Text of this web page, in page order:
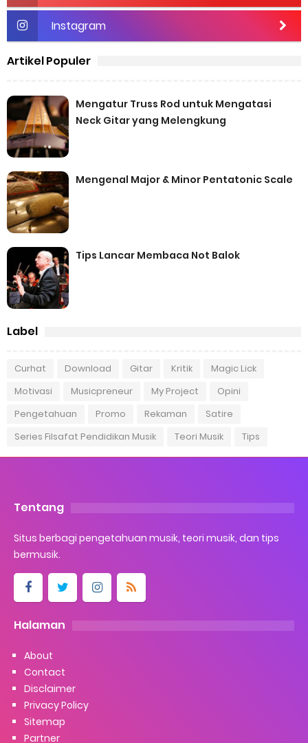
Instagram
Artikel Populer
Mengatur Truss Rod untuk Mengatasi
Neck Gitar yang Melengkung
Mengenal Major & Minor Pentatonic Scale
Tips Lancar Membaca Not Balok
Label
Curhat Download Gitar Kritik
Magic Lick
Motivasi
Musicpreneur My Project
Opini
Pengetahuan
Promo Rekaman
Satire
Series Filsafat Pendidikan Musik
Teori Musik Tips
Tentang
Situs berbagi pengetahuan musik, teori musik, dan tips
bermusik.
Halaman
About
Contact
Disclaimer
Privacy Policy
Sitemap
Partner